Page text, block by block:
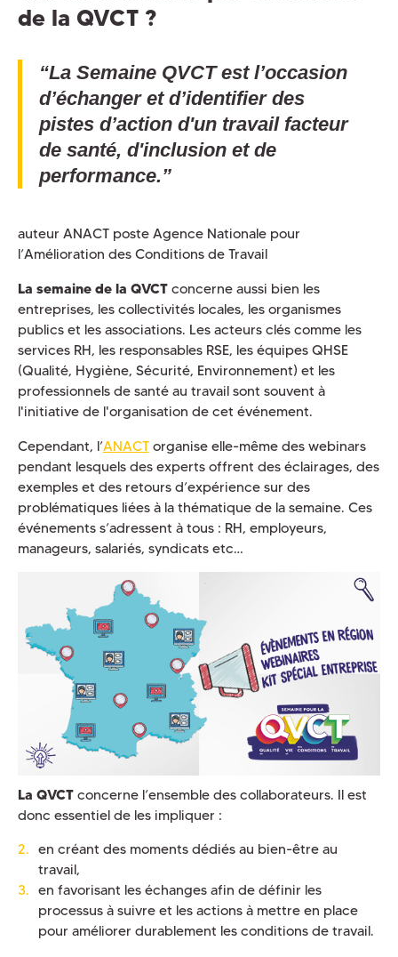
de la QVCT ?
“La Semaine QVCT est l’occasion
d’échanger et d’identifier des
pistes d’action d'un travail facteur
de santé, d'inclusion et de
performance.”
auteur ANACT poste Agence Nationale pour
l’Amélioration des Conditions de Travail
La semaine de la QVCTconcerne aussi bien les
entreprises, les collectivités locales, les organismes
publics et les associations. Les acteurs clés comme les
services RH, les responsables RSE, les équipes QHSE
(Qualité, Hygiène, Sécurité, Environnement) et les
professionnels de santé au travail sont souvent à
l'initiative de l'organisation de cet événement.
Cependant, l’ANACTorganise elle-même des webinars
pendant lesquels des experts offrent des éclairages, des
exemples et des retours d’expérience sur des
problématiques liées à la thématique de la semaine. Ces
événements s’adressent à tous : RH, employeurs,
manageurs, salariés, syndicats etc…
La QVCTconcerne l’ensemble des collaborateurs. Il est
donc essentiel de les impliquer :
en créant des moments dédiés au bien-être au
travail,
en favorisant les échanges afin de définir les
processus à suivre et les actions à mettre en place
pour améliorer durablement les conditions de travail.